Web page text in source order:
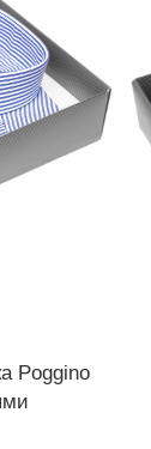
Poggino